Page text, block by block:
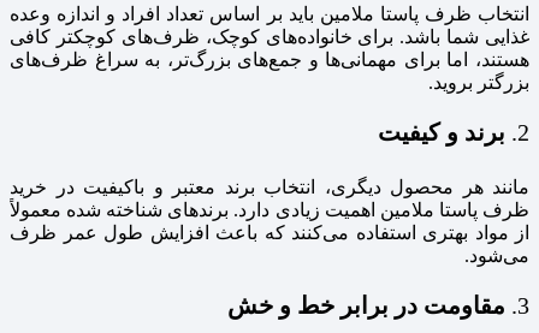
انتخاب ظرف پاستا ملامین باید بر اساس تعداد افراد و اندازه وعده
غذایی شما باشد. برای خانواده‌های کوچک، ظرف‌های کوچکتر کافی
هستند، اما برای مهمانی‌ها و جمع‌های بزرگ‌تر، به سراغ ظرف‌های
بزرگتر بروید.
2. برند و کیفیت
مانند هر محصول دیگری، انتخاب برند معتبر و باکیفیت در خرید
ظرف پاستا ملامین اهمیت زیادی دارد. برندهای شناخته شده معمولاً
از مواد بهتری استفاده می‌کنند که باعث افزایش طول عمر ظرف
می‌شود.
3. مقاومت در برابر خط و خش